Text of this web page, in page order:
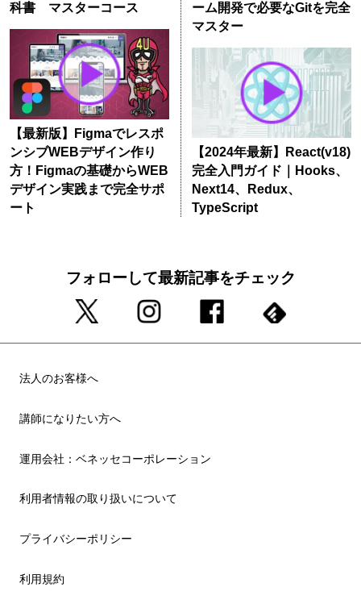
科書 マスターコース
【最新版】Figmaでレスポ
ンシブWEBデザイン作り
方！Figmaの基礎からWEB
デザイン実践まで完全サポ
ート
ーム開発で必要なGitを完全
マスター
【2024年最新】React(v18)
完全入門ガイド｜Hooks、
Next14、Redux、
TypeScript
フォローして最新記事をチェック
法人のお客様へ
講師になりたい方へ
運用会社：ベネッセコーポレーション
利用者情報の取り扱いについて
プライバシーポリシー
利用規約